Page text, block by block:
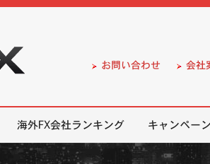
お問い合わせ 会社
海外FX会社ランキング キャンペーン